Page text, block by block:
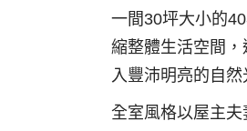
一間30坪大小的
縮整體生活空間
入豐沛明亮的自
全室風格以屋主